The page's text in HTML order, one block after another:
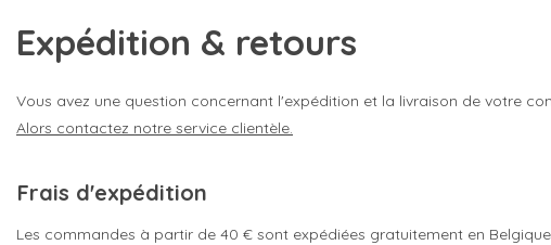
Expédition & retours
Vous avez une question concernant l'expédition et la livraison de votre
Alors contactez notre service clientèle.
Frais d'expédition
Les commandes à partir de 40 € sont expédiées gratuitement en